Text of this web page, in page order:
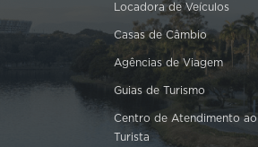
Locadora de Veículos
Casas de Câmbio
Agências de Viagem
Guias de Turismo
Centro de Atendimento ao
Turista